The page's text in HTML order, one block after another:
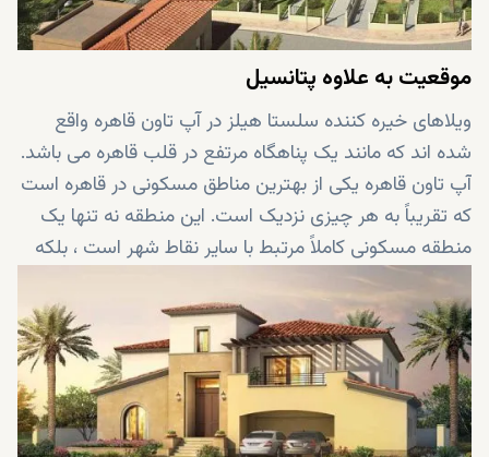
موقعیت به علاوه پتانسیل
ویلاهای خیره کننده سلستا هیلز در آپ تاون قاهره واقع
شده اند که مانند یک پناهگاه مرتفع در قلب قاهره می باشد.
آپ تاون قاهره یکی از بهترین مناطق مسکونی در قاهره است
که تقریباً به هر چیزی نزدیک است. این منطقه نه تنها یک
منطقه مسکونی کاملاً مرتبط با سایر نقاط شهر است ، بلکه
مکانی برای تجربه یک زندگی مجلل نیز می باشد!